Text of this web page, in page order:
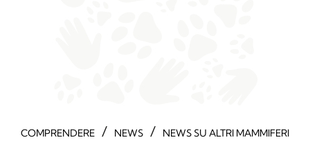
COMPRENDERE / NEWS / NEWS SU ALTRI MAMMIFERI